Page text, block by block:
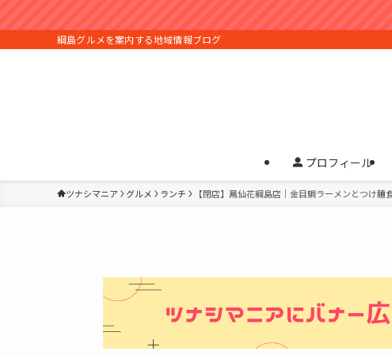
綱島グルメを案内する地域情報ブログ
プロフィール
ツナシマニア グルメ ランチ 【閉店】鳳仙花綱島店｜金目鯛ラーメンとつけ